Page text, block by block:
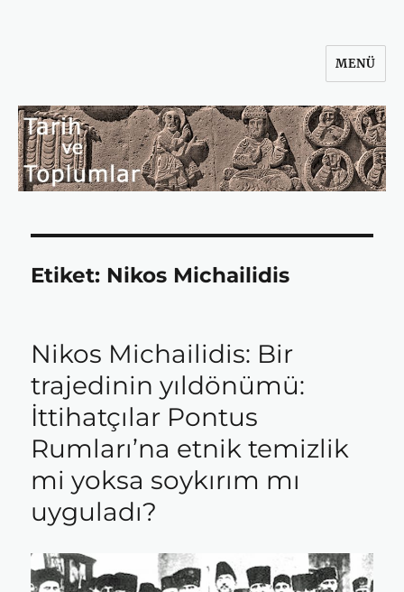
MENÜ
Etiket: Nikos Michailidis
Nikos Michailidis: Bir
trajedinin yıldönümü:
İttihatçılar Pontus
Rumları’na etnik temizlik
mi yoksa soykırım mı
uyguladı?